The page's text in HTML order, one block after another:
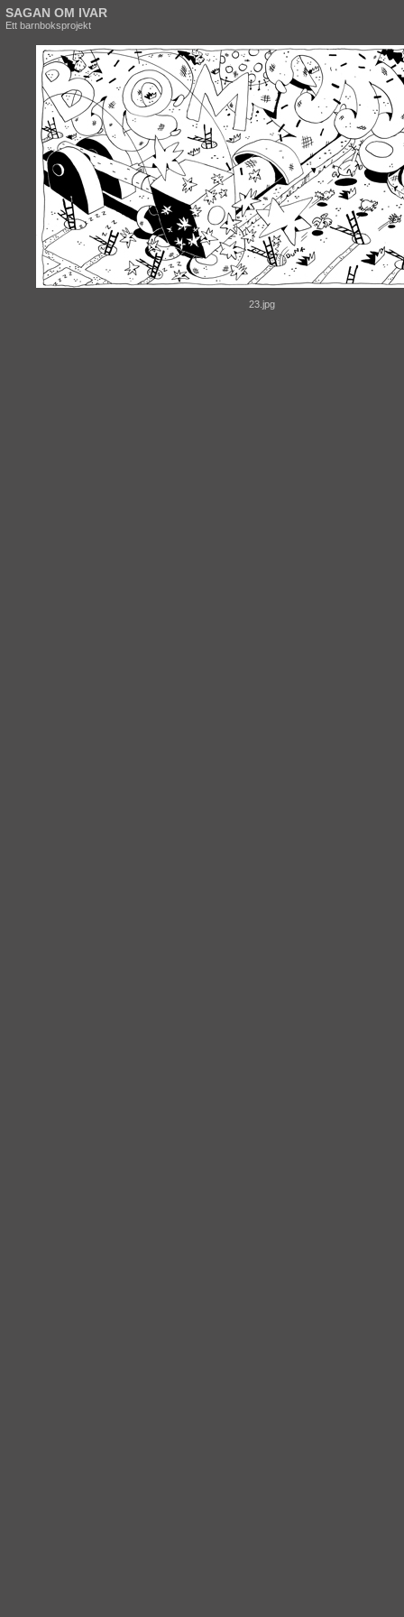
SAGAN OM IVAR
Ett barnboksprojekt
23.jpg